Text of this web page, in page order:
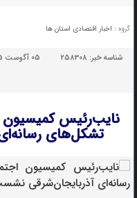
گروه : اخبار اقتصادی استان ها
شناسه خبر:258308 05 آگوست 2025 - 18:51
نایب‌رئیس
تشکل‌های